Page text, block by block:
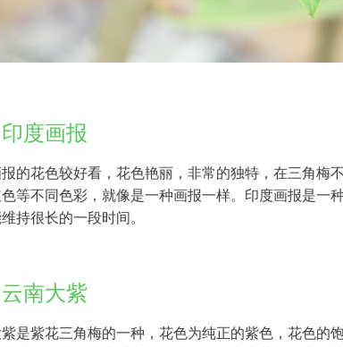
度画报
的花色较好看，花色艳丽，非常的独特，在三角梅
等不同色彩，就像是一种画报一样。印度画报是一
持很长的一段时间。
南大紫
是紫花三角梅的一种，花色为纯正的紫色，花色的